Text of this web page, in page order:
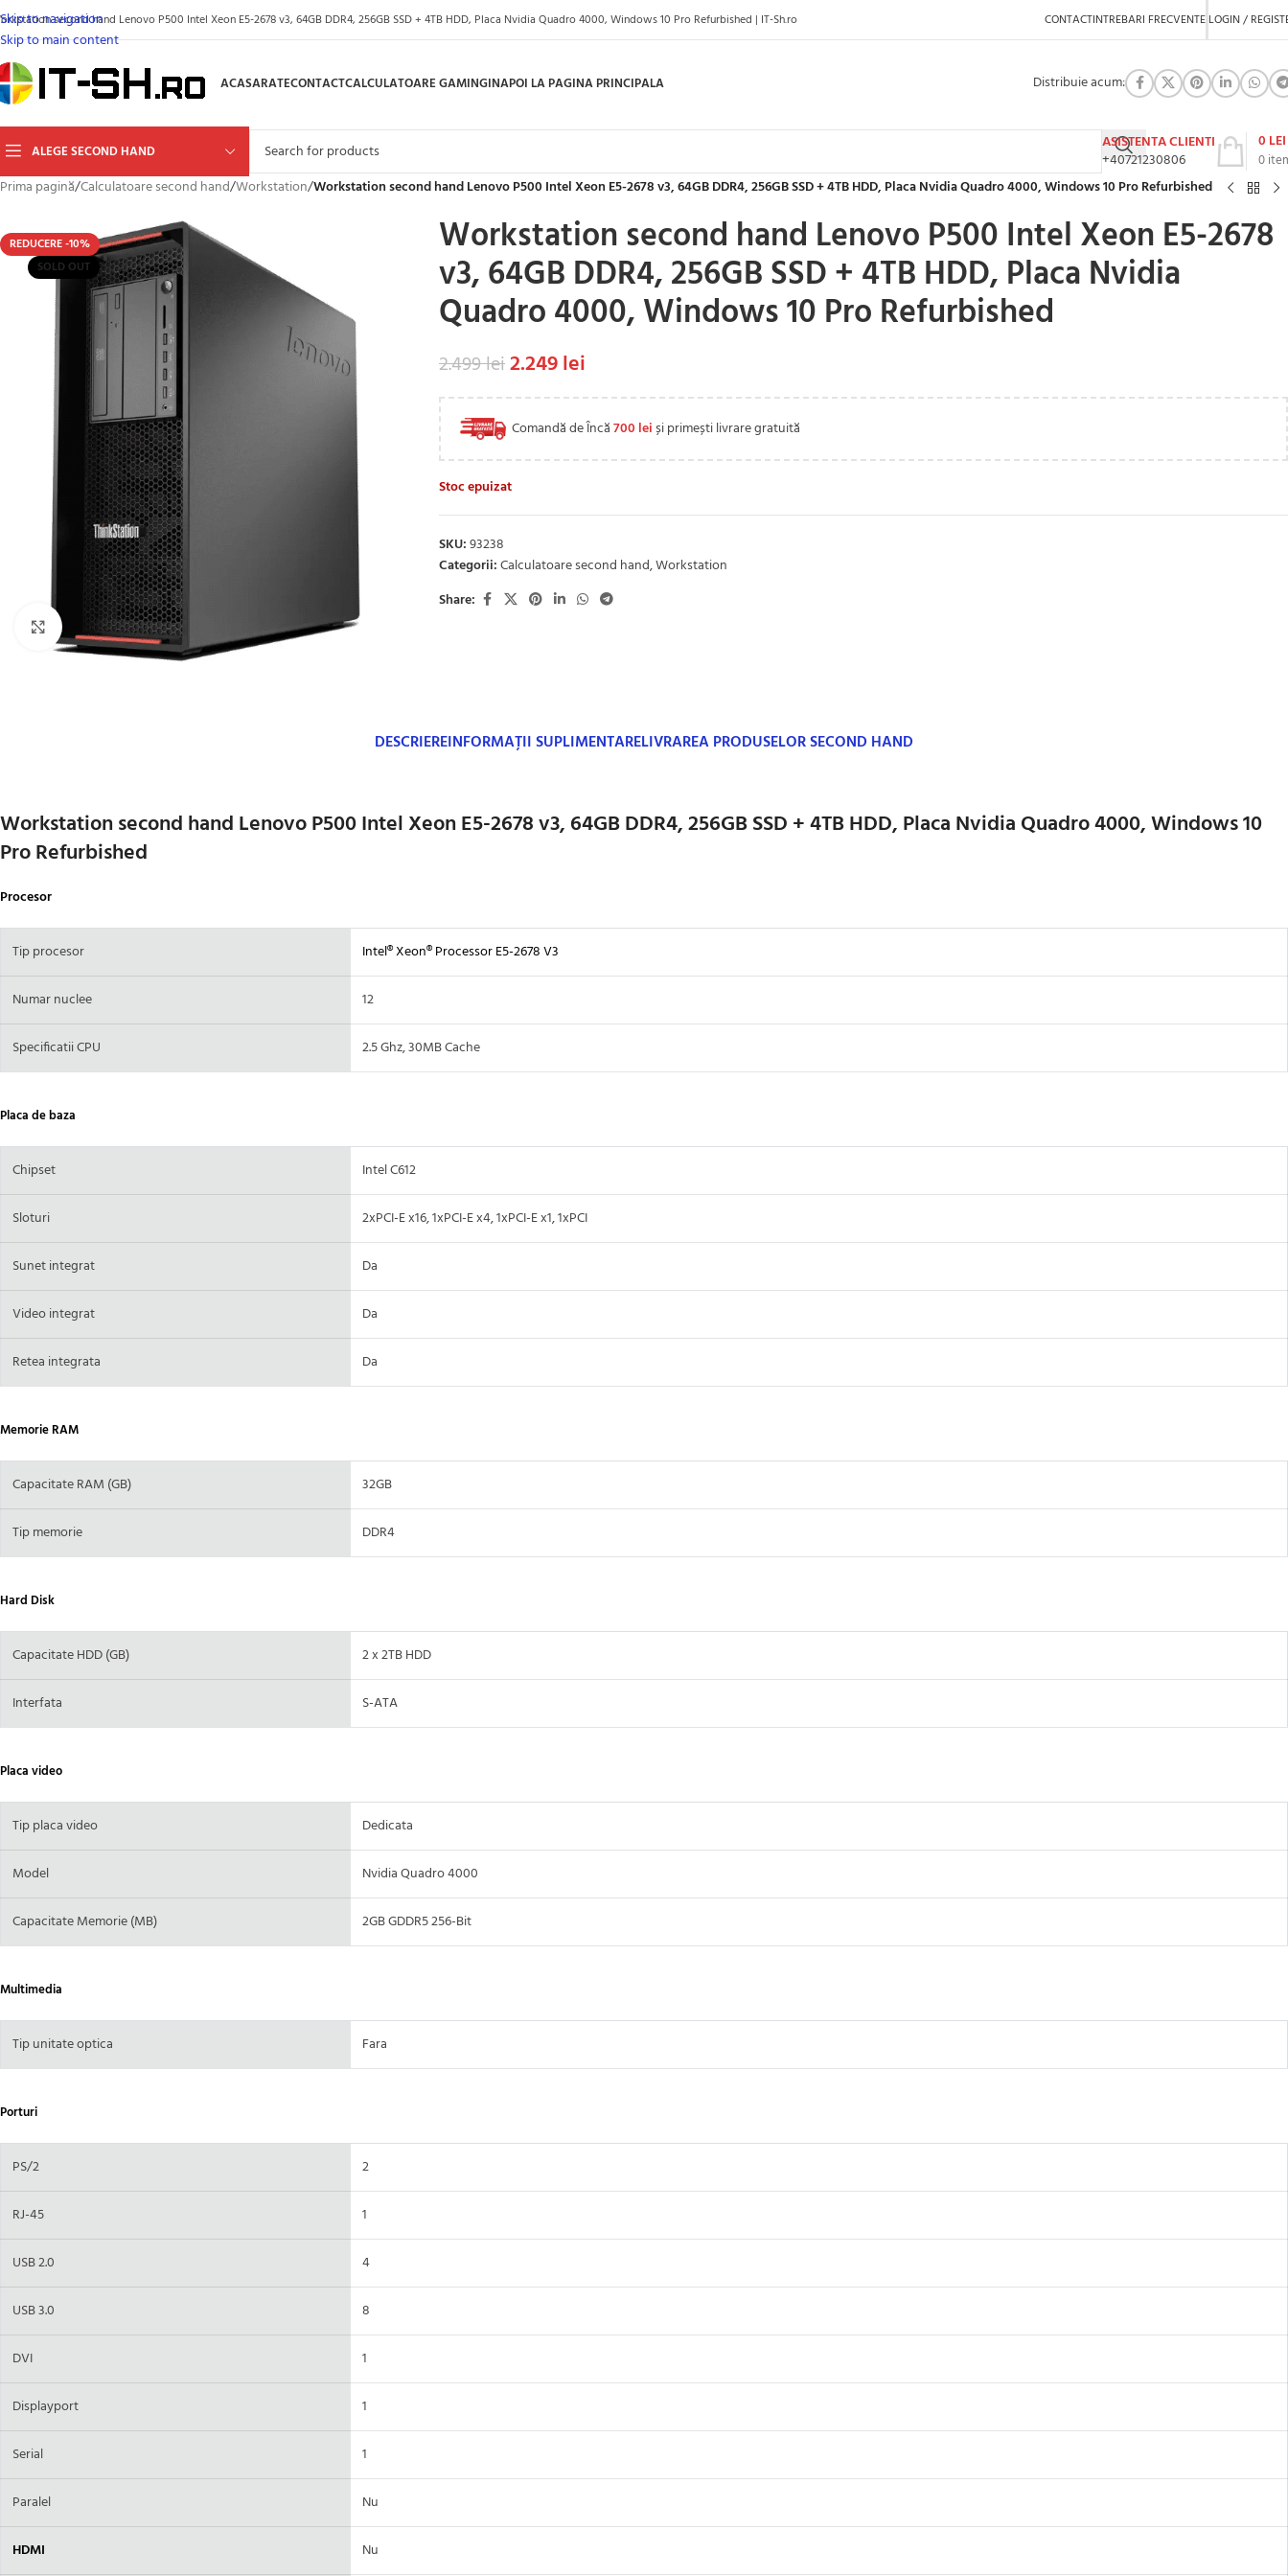
Skip to navigation
Skip to main content
second hand Lenovo P500 Intel Xeon E5-2678 v3, 64GB DDR4, 256GB SSD + 4TB HDD, Placa Nvidia Quadro 4000, Windows 10 Pro Refurbished | IT-Sh.ro CONTACTINTREBARI FRECVENTE LOGIN /
ACASARATECONTACTCALCULATOARE GAMINGINAPOI LA PAGINA PRINCIPALA Distribuie acum:
ALEGE SECOND HAND
ASISTENTA CLIENTI
+40721230806
0
0 LEI
Prima pagină/Calculatoare second hand/Workstation/Workstation second hand Lenovo P500 Intel Xeon E5-2678 v3, 64GB DDR4, 256GB SSD + 4TB HDD, Placa Nvidia Quadro 4000, Windows 10 Pro Refurbished
REDUCERE -10%
SOLD OUT
Click to enlarge
Workstation second hand Lenovo P500 Intel Xeon E5-2678
v3, 64GB DDR4, 256GB SSD + 4TB HDD, Placa Nvidia
Quadro 4000, Windows 10 Pro Refurbished
2.499lei2.249lei
Comandă de Încă700 leiși primești livrare gratuită
Stoc epuizat
SKU:93238
Categorii:Calculatoare second hand,Workstation
Share:
DESCRIEREINFORMAȚII SUPLIMENTARELIVRAREA PRODUSELOR SECOND HAND
Workstation second hand Lenovo P500 Intel Xeon E5-2678 v3, 64GB DDR4, 256GB SSD + 4TB HDD, Placa Nvidia Quadro 4000, Windows 10
Pro Refurbished
Procesor
Tip procesor Intel® Xeon® Processor E5-2678 V3
Numar nuclee 12
Specificatii CPU 2.5 Ghz, 30MB Cache
Placa de baza
Chipset Intel C612
Sloturi 2xPCI-E x16, 1xPCI-E x4, 1xPCI-E x1, 1xPCI
Sunet integrat Da
Video integrat Da
Retea integrata Da
Memorie RAM
Capacitate RAM (GB) 32GB
Tip memorie DDR4
Hard Disk
Capacitate HDD (GB) 2 x 2TB HDD
Interfata S-ATA
Placa video
Tip placa video Dedicata
Model Nvidia Quadro 4000
Capacitate Memorie (MB) 2GB GDDR5 256-Bit
Multimedia
Tip unitate optica Fara
Porturi
PS/2 2
RJ-45 1
USB 2.0 4
USB 3.0 8
DVI 1
Displayport 1
Serial 1
Paralel Nu
HDMI Nu